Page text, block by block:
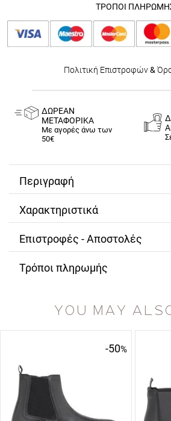
ΤΡΟΠΟΙ
Πολιτική Επιστροφών&
ΔΩΡΕΑΝ
ΜΕΤΑΦΟΡΙΚΑ
Με αγορές άνω των
50€
Περιγραφή
Χαρακτηριστικά
Επιστροφές - Αποστολές
Τρόποι πληρωμής
YOU MAY
-50%